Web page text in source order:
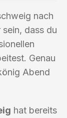
nach
dass du
Genau
Abend
hat bereits